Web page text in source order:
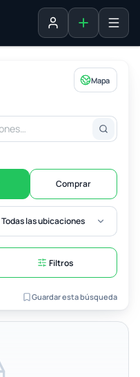
Iniciar sesión
Agregar
Mapa
Comprar
Todas las ubicaciones
Filtros
Guardar esta búsqueda